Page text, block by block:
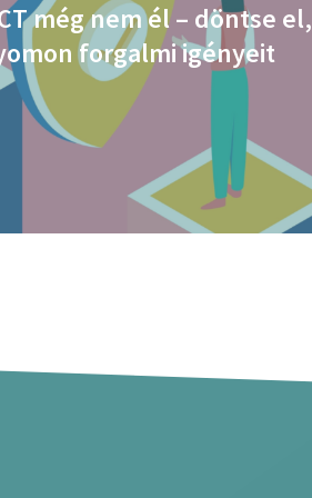
még nem él – döntse el,
forgalmi igényeit